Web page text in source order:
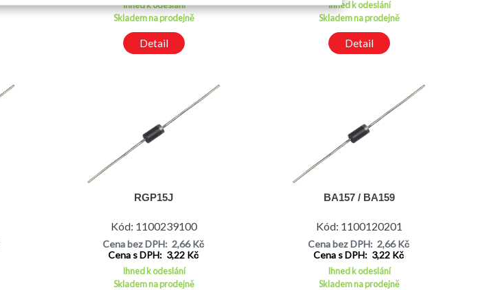
Ihned k odeslání
Skladem na prodejně
Detail
Ihned k odeslání
Skladem na prodejně
Detail
RGP15J
Kód: 1100239100
Cena bez DPH: 2,66 Kč
Cena s DPH: 3,22 Kč
Ihned k odeslání
Skladem na prodejně
BA157 / BA159
Kód: 1100120201
Cena bez DPH: 2,66 Kč
Cena s DPH: 3,22 Kč
Ihned k odeslání
Skladem na prodejně